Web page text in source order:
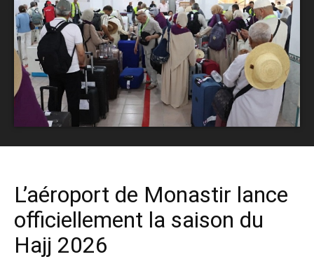
L’aéroport de Monastir lance
officiellement la saison du
Hajj 2026